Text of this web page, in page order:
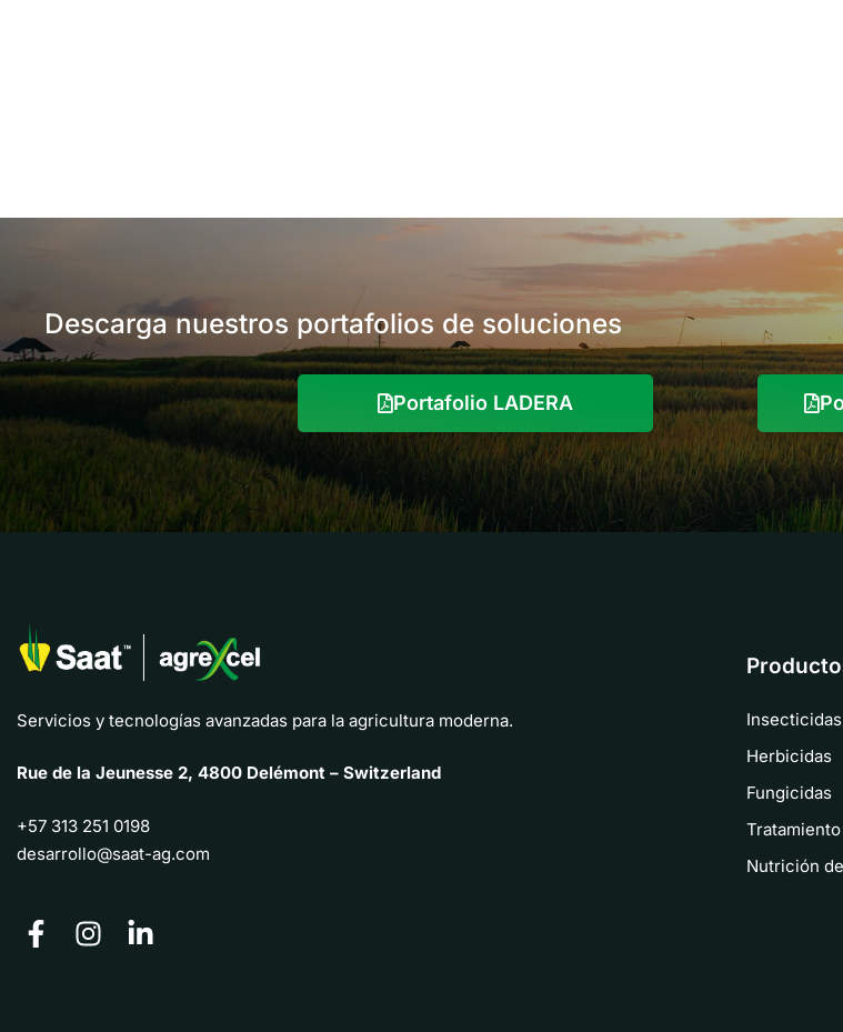
Descarga nuestros portafolios de soluciones
Portafolio LADERA
Servicios y tecnologías avanzadas para la agricultura moderna.
Rue de la Jeunesse 2, 4800 Delémont – Switzerland
+57 313 251 0198
desarrollo@saat-ag.com
Insecticidas
Herbicidas
Fungicidas
Nutrición